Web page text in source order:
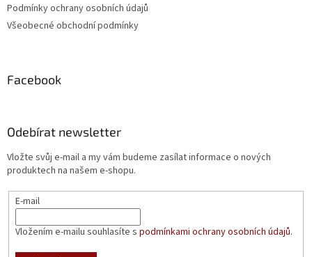
Podmínky ochrany osobních údajů
Všeobecné obchodní podmínky
Facebook
Odebírat newsletter
Vložte svůj e-mail a my vám budeme zasílat informace o nových
produktech na našem e-shopu.
E-mail
Vložením e-mailu souhlasíte s podmínkami ochrany osobních údajů.